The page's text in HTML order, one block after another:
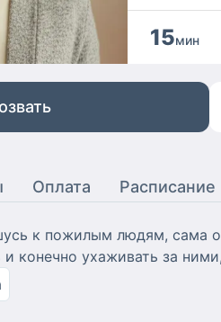
15мин
Оплата Расписание
к пожилым людям, сама
конечно ухаживать за